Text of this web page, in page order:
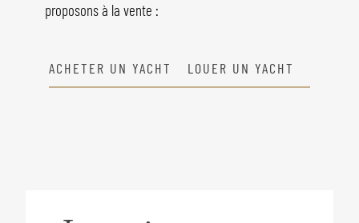
proposons à la vente :
ACHETER UN YACHT LOUER UN YACHT